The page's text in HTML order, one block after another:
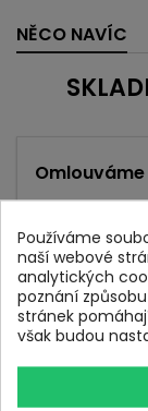
NĚCO NAVÍC
Používáme
naší webové
analytických
poznání
stránek
však budou